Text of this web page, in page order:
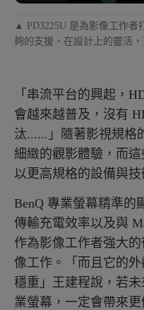
▲ PD3225U 是為影像工作者
夠的支援，在設計上的靈活
「串流平台的興起，
會越來越普及，沒有
汰......」隨著影視規格
細緻的觀影體驗，而
以更高規格的設備與技
BenQ 專業螢幕精準的
傳輸充電效率以及與
作為影像工作者強大
像工作。「而且它的
穩重」王建程說，若
業螢幕，一定會帶來更